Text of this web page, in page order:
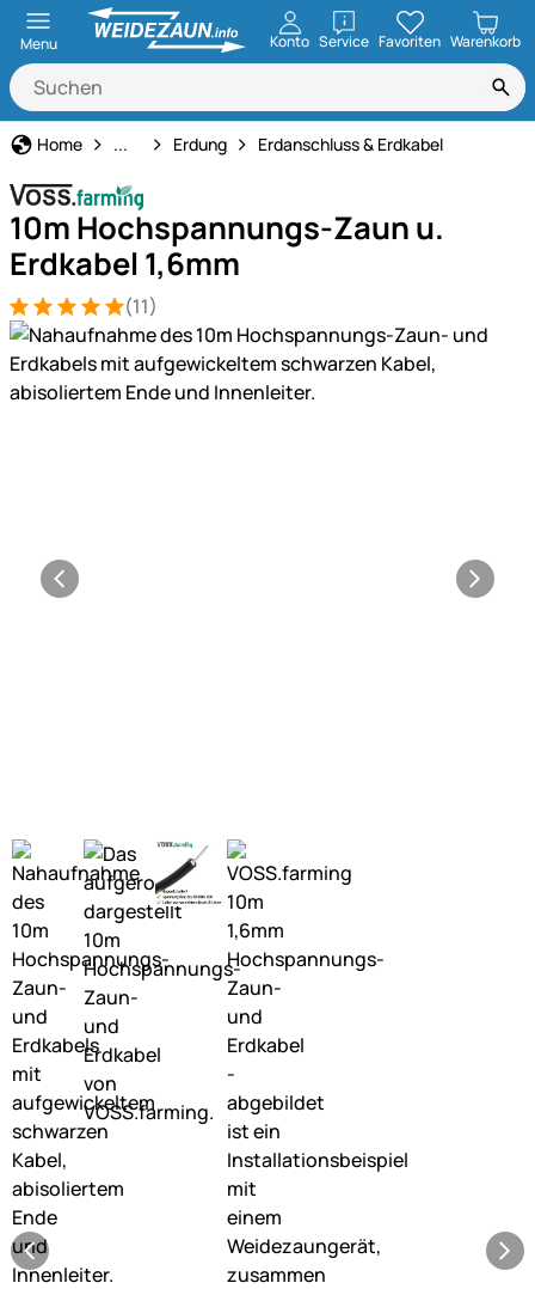
Menu Konto ServiceöffnenFavoriten Warenkorb
Home Weidezaun
... Erdung Erdanschluss & Erdkabel
10m Hochspannungs-Zaun u.
Erdkabel 1,6mm
Bewertung: 5 von 5 (11 Bewertungen)
11 Bewertungen
(11)
Produktgalerie